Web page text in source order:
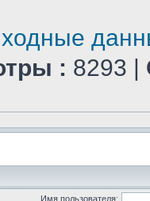
: 8293 |
Имя пользователя: